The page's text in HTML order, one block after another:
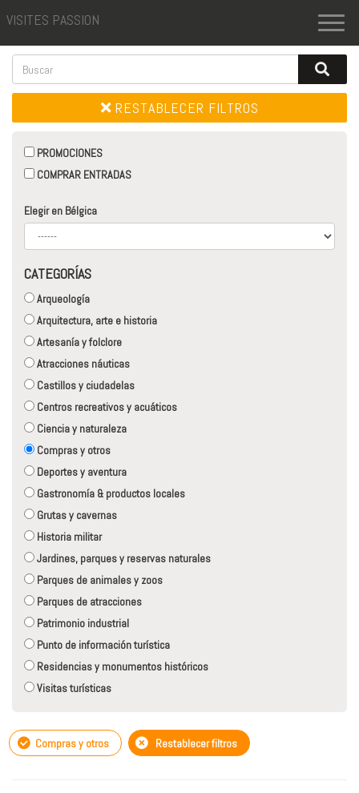
VISITES PASSION
RESTABLECER FILTROS
PROMOCIONES
COMPRAR ENTRADAS
Elegir en Bélgica
CATEGORÍAS
Arqueología
Arquitectura, arte e historia
Artesanía y folclore
Atracciones náuticas
Castillos y ciudadelas
Centros recreativos y acuáticos
Ciencia y naturaleza
Compras y otros
Deportes y aventura
Gastronomía & productos locales
Grutas y cavernas
Historia militar
Jardines, parques y reservas naturales
Parques de animales y zoos
Parques de atracciones
Patrimonio industrial
Punto de información turística
Residencias y monumentos históricos
Visitas turísticas
Compras y otros Restablecer filtros